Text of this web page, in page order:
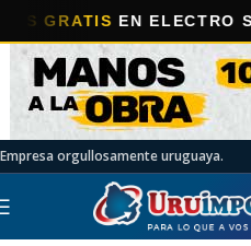
EN ELECTRO
Empresa orgullosamente uruguaya.